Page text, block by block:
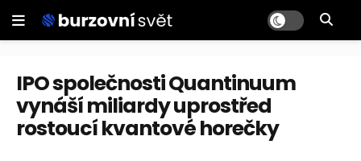
IPO společnosti Quantinuum
vynáší miliardy uprostřed
rostoucí kvantové horečky